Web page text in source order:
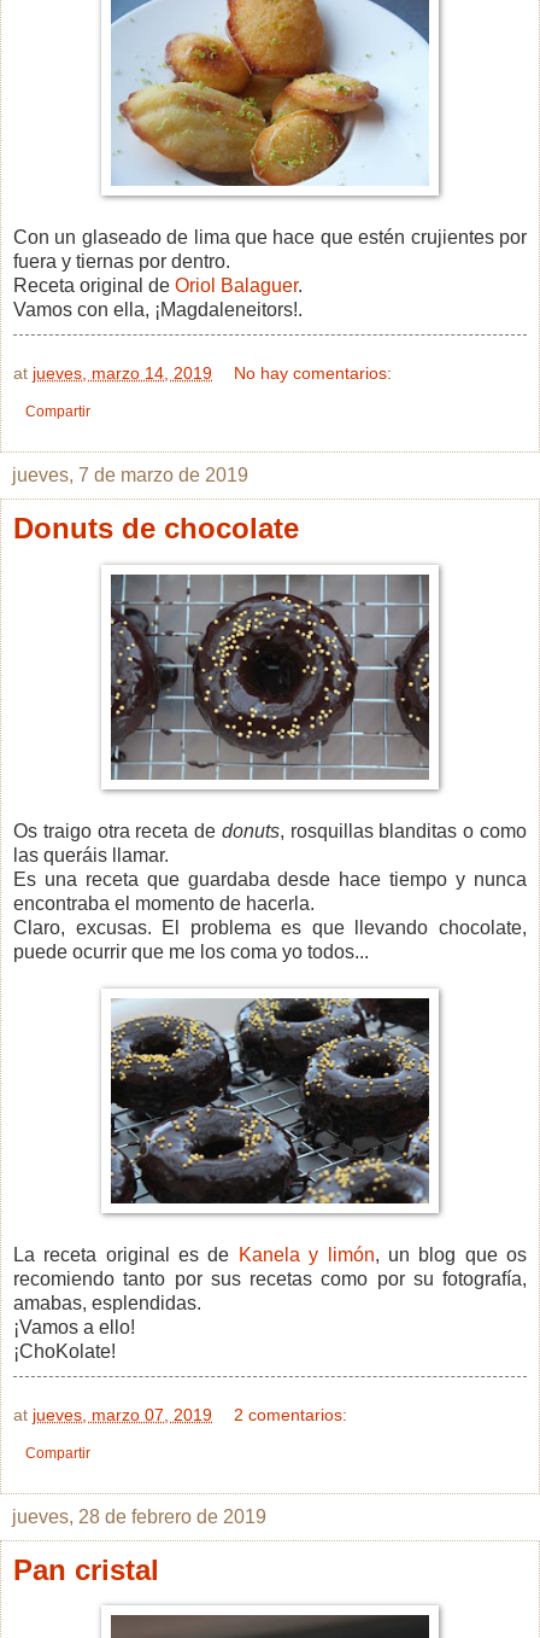
Con un glaseado de lima que hace que estén crujientes por
fuera y tiernas por dentro.
Receta original de Oriol Balaguer.
Vamos con ella, ¡Magdaleneitors!.
at jueves, marzo 14, 2019 No hay comentarios:
Compartir
jueves, 7 de marzo de 2019
Donuts de chocolate
Os traigo otra receta de donuts, rosquillas blanditas o como
las queráis llamar.
Es una receta que guardaba desde hace tiempo y nunca
encontraba el momento de hacerla.
Claro, excusas. El problema es que llevando chocolate,
puede ocurrir que me los coma yo todos...
La receta original es de Kanela y limón, un blog que os
recomiendo tanto por sus recetas como por su fotografía,
amabas, esplendidas.
¡Vamos a ello!
¡ChoKolate!
at jueves, marzo 07, 2019 2 comentarios:
Compartir
jueves, 28 de febrero de 2019
Pan cristal